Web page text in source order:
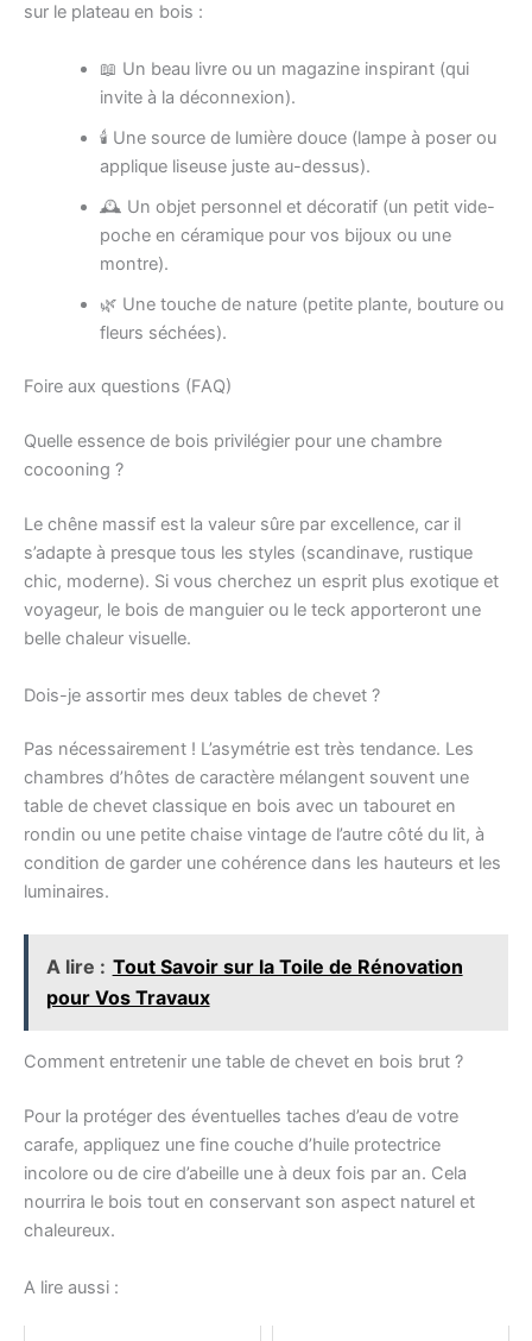
sur le plateau en bois :
📖 Un beau livre ou un magazine inspirant (qui
invite à la déconnexion).
🕯️ Une source de lumière douce (lampe à poser ou
applique liseuse juste au-dessus).
🕰️ Un objet personnel et décoratif (un petit vide-
poche en céramique pour vos bijoux ou une
montre).
🌿 Une touche de nature (petite plante, bouture ou
fleurs séchées).
Foire aux questions (FAQ)
Quelle essence de bois privilégier pour une chambre
cocooning ?
Le chêne massif est la valeur sûre par excellence, car il
s’adapte à presque tous les styles (scandinave, rustique
chic, moderne). Si vous cherchez un esprit plus exotique et
voyageur, le bois de manguier ou le teck apporteront une
belle chaleur visuelle.
Dois-je assortir mes deux tables de chevet ?
Pas nécessairement ! L’asymétrie est très tendance. Les
chambres d’hôtes de caractère mélangent souvent une
table de chevet classique en bois avec un tabouret en
rondin ou une petite chaise vintage de l’autre côté du lit, à
condition de garder une cohérence dans les hauteurs et les
luminaires.
A lire : Tout Savoir sur la Toile de Rénovation
pour Vos Travaux
Comment entretenir une table de chevet en bois brut ?
Pour la protéger des éventuelles taches d’eau de votre
carafe, appliquez une fine couche d’huile protectrice
incolore ou de cire d’abeille une à deux fois par an. Cela
nourrira le bois tout en conservant son aspect naturel et
chaleureux.
A lire aussi :